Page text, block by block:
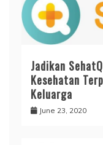
Jadikan
Kesehatan
Keluarga
June 23, 2020